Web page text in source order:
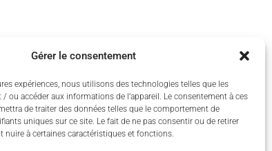
Gérer le consentement
expériences, nous utilisons des technologies telles que les
ou accéder aux informations de l’appareil. Le consentement à ces
de traiter des données telles que le comportement de
uniques sur ce site. Le fait de ne pas consentir ou de retirer
nuire à certaines caractéristiques et fonctions.